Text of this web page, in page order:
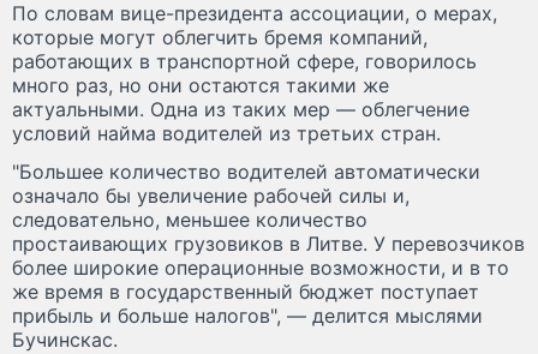
По словам вице-президента ассоциации, о мерах,
которые могут облегчить бремя компаний,
работающих в транспортной сфере, говорилось
много раз, но они остаются такими же
актуальными. Одна из таких мер — облегчение
условий найма водителей из третьих стран.
"Большее количество водителей автоматически
означало бы увеличение рабочей силы и,
следовательно, меньшее количество
простаивающих грузовиков в Литве. У перевозчиков
более широкие операционные возможности, и в то
же время в государственный бюджет поступает
прибыль и больше налогов", — делится мыслями
Бучинскас.